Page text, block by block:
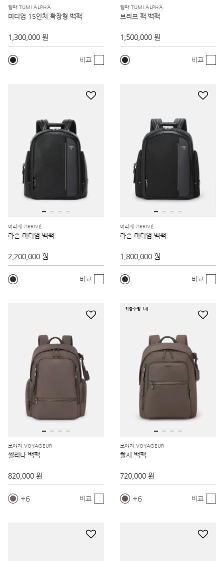
알파 TUMI ALPHA
미디엄 15인치 확장형 백팩
1,300,000 원
비교
알파 TUMI ALPHA
브리프 팩 백팩
1,500,000 원
비교
어리베 ARRIVÉ
라슨 미디엄 백팩
2,200,000 원
비교
어리베 ARRIVÉ
라슨 미디엄 백팩
1,800,000 원
비교
보야져 VOYAGEUR
셀리나 백팩
820,000 원
6 비교
최종수량 1개
보야져 VOYAGEUR
할시 백팩
720,000 원
6 비교